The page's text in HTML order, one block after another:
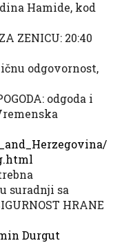
Hamide, kod
ZENICU: 20:40
odgovornost,
odgoda i
suradnji sa
HRANE
Durgut